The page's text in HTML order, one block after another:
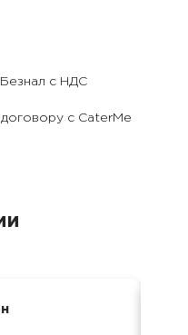
Безнал с НДС
с CaterMe